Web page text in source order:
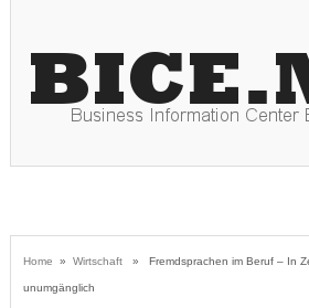
Home » Wirtschaft» Fremdsprachen im Beruf – In
unumgänglich